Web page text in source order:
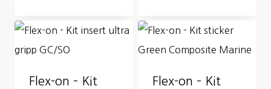
Flex-on – Kit
Flex-on – Kit